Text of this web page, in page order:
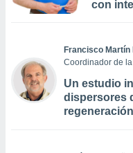
con
Francisco Martín
Coordinador de la
Un estudio
dispersores